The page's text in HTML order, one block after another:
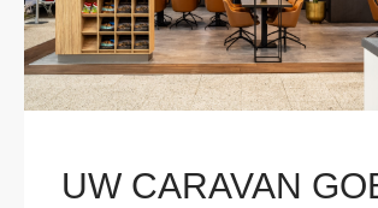
UW CARAVAN